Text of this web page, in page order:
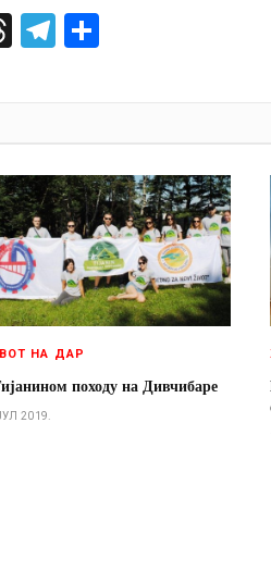
ThreadsTelegram
НА ДАР
походу на Дивчибаре
2019.